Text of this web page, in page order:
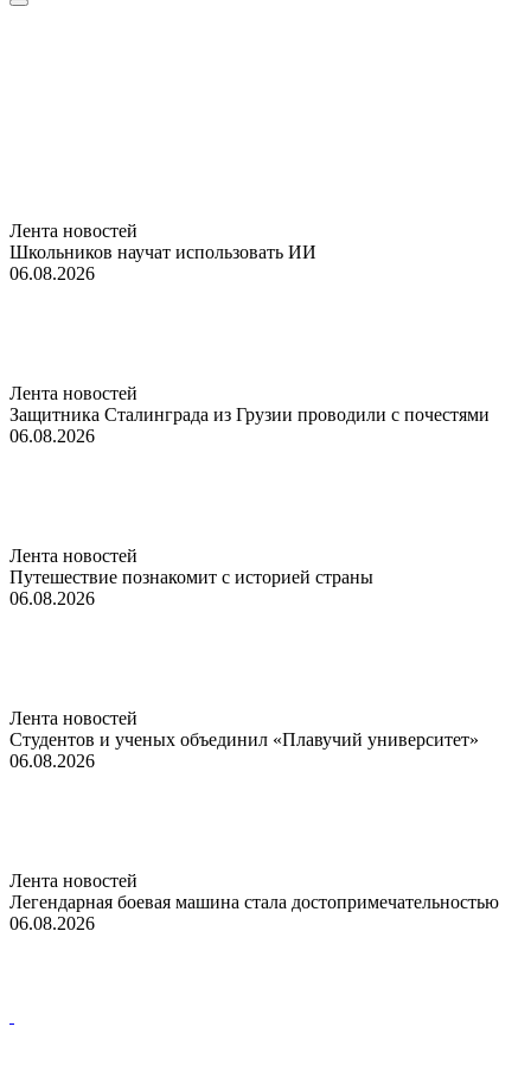
Лента новостей
Школьников научат использовать ИИ
06.08.2026
Лента новостей
Защитника Сталинграда из Грузии проводили с почестями
06.08.2026
Лента новостей
Путешествие познакомит с историей страны
06.08.2026
Лента новостей
Студентов и ученых объединил «Плавучий университет»
06.08.2026
Лента новостей
Легендарная боевая машина стала достопримечательностью
06.08.2026